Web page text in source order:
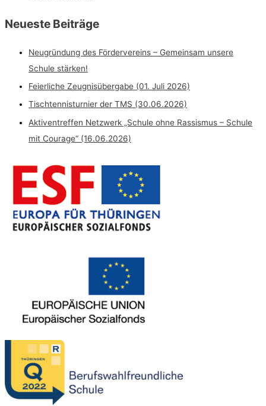
Neueste Beiträge
Neugründung des Fördervereins – Gemeinsam unsere
Schule stärken!
Feierliche Zeugnisübergabe (01. Juli 2026)
Tischtennisturnier der TMS (30.06.2026)
Aktiventreffen Netzwerk „Schule ohne Rassismus – Schule
mit Courage“ (16.06.2026)